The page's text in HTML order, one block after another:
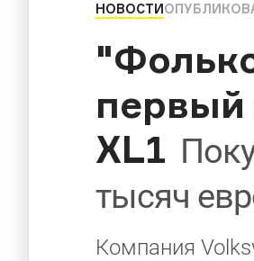
НОВОСТИ
первый
XL1
тысяч
Компания